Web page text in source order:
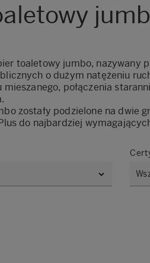
toaletowy jumbo, nazywany
o dużym natężeniu
połączenia
zostały podzielone na dwie
do najbardziej